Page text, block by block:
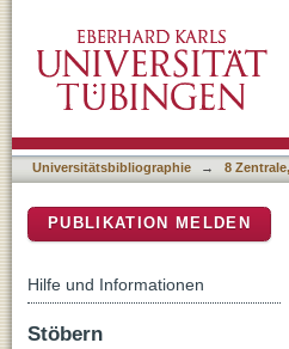
Universitätsbibliographie → 8
PUBLIKATION MELDEN
Hilfe und Informationen
Stöbern